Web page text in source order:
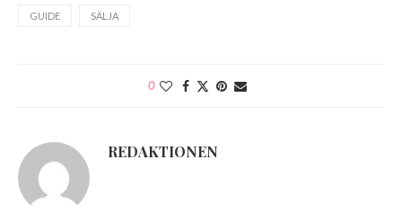
GUIDE SÄLJA
0
REDAKTIONEN